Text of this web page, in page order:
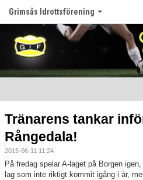
Grimsås Idrottsförening
Nyheter
Föreningen
Tränarens tankar
Rångedala!
2015-06-11 11:24
På fredag spelar A-laget på Borgen
lag som inte riktigt kommit igång i år,